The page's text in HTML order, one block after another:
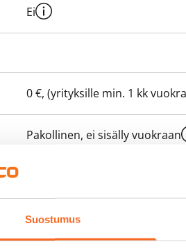
Suostumus
Ei
0 €, (yrityksille min. 1 kk
Pakollinen, ei sisälly vuokraan
Vuokralainen solmii itse